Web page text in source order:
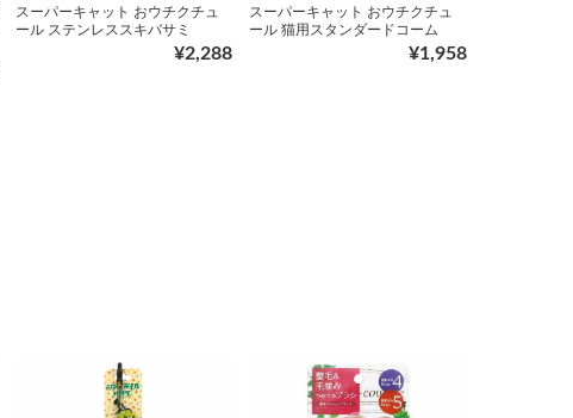
スーパーキャット おウチクチュ
ール ステンレススキバサミ
¥2,288
スーパーキャット おウチクチュ
ール 猫用スタンダードコーム
¥1,958